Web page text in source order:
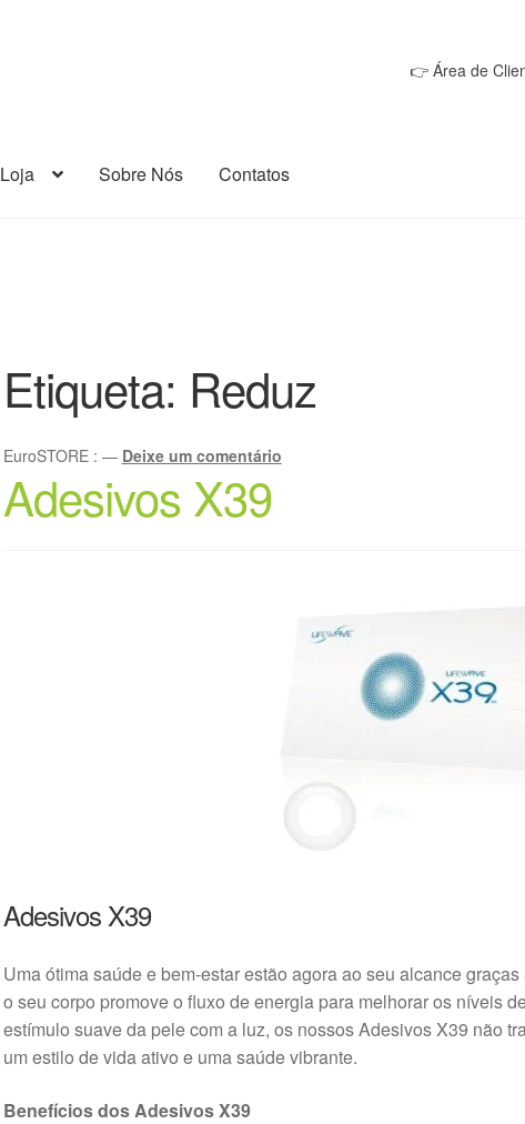
👉 Área de
Loja Sobre Nós Contatos
Etiqueta: Reduz
EuroSTORE : — Deixe um comentário
Adesivos X39
Adesivos X39
Uma ótima saúde e bem-estar estão agora ao seu alcance
o seu corpo promove o fluxo de energia para melhorar os níveis
estímulo suave da pele com a luz, os nossos Adesivos X39 não
um estilo de vida ativo e uma saúde vibrante.
Benefícios dos Adesivos X39